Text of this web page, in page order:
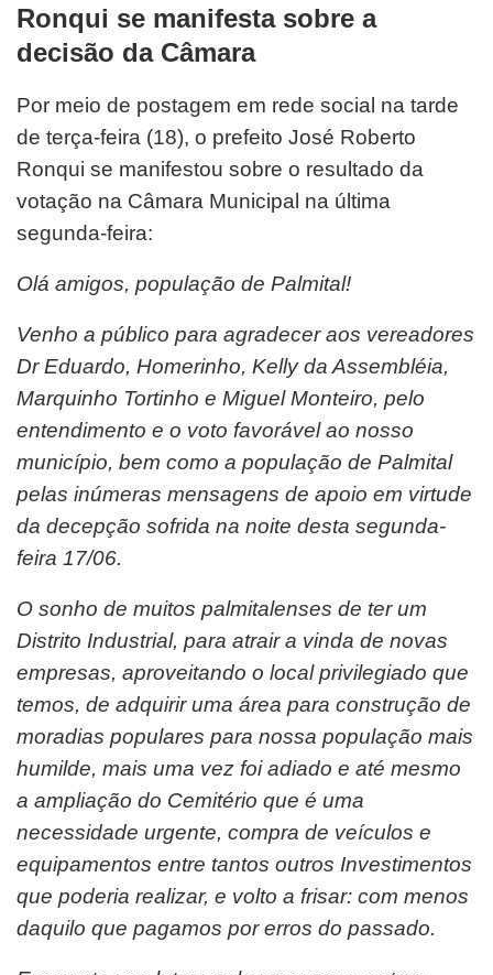
Ronqui se manifesta sobre a
decisão da Câmara
Por meio de postagem em rede social na tarde
de terça-feira (18), o prefeito José Roberto
Ronqui se manifestou sobre o resultado da
votação na Câmara Municipal na última
segunda-feira:
Olá amigos, população de Palmital!
Venho a público para agradecer aos vereadores
Dr Eduardo, Homerinho, Kelly da Assembléia,
Marquinho Tortinho e Miguel Monteiro, pelo
entendimento e o voto favorável ao nosso
município, bem como a população de Palmital
pelas inúmeras mensagens de apoio em virtude
da decepção sofrida na noite desta segunda-
feira 17/06.
O sonho de muitos palmitalenses de ter um
Distrito Industrial, para atrair a vinda de novas
empresas, aproveitando o local privilegiado que
temos, de adquirir uma área para construção de
moradias populares para nossa população mais
humilde, mais uma vez foi adiado e até mesmo
a ampliação do Cemitério que é uma
necessidade urgente, compra de veículos e
equipamentos entre tantos outros Investimentos
que poderia realizar, e volto a frisar: com menos
daquilo que pagamos por erros do passado.